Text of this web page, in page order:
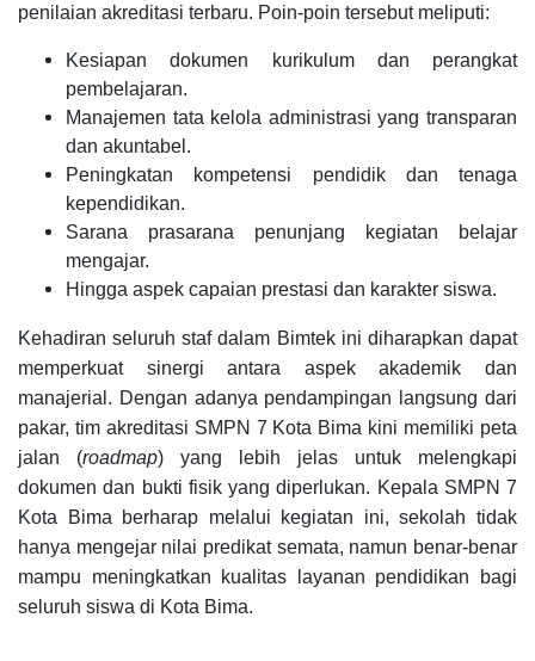
penilaian akreditasi terbaru. Poin-poin tersebut meliputi:
Kesiapan dokumen kurikulum dan perangkat
pembelajaran.
Manajemen tata kelola administrasi yang transparan
dan akuntabel.
Peningkatan kompetensi pendidik dan tenaga
kependidikan.
Sarana prasarana penunjang kegiatan belajar
mengajar.
Hingga aspek capaian prestasi dan karakter siswa.
Kehadiran seluruh staf dalam Bimtek ini diharapkan dapat
memperkuat sinergi antara aspek akademik dan
manajerial. Dengan adanya pendampingan langsung dari
pakar, tim akreditasi SMPN 7 Kota Bima kini memiliki peta
jalan (roadmap) yang lebih jelas untuk melengkapi
dokumen dan bukti fisik yang diperlukan. Kepala SMPN 7
Kota Bima berharap melalui kegiatan ini, sekolah tidak
hanya mengejar nilai predikat semata, namun benar-benar
mampu meningkatkan kualitas layanan pendidikan bagi
seluruh siswa di Kota Bima.